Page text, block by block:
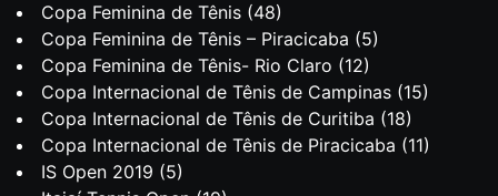
Copa Feminina de Tênis (48)
Copa Feminina de Tênis – Piracicaba (5)
Copa Feminina de Tênis- Rio Claro (12)
Copa Internacional de Tênis de Campinas (15)
Copa Internacional de Tênis de Curitiba (18)
Copa Internacional de Tênis de Piracicaba (11)
IS Open 2019 (5)